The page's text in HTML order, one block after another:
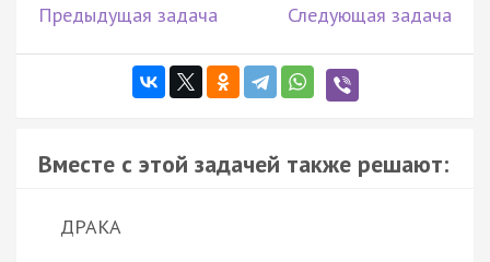
Предыдущая задача Следующая задача
Вместе с этой задачей также решают:
ДРАКА